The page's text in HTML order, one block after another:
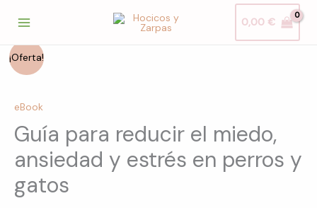
contenido
0,00 €
¡Oferta!
eBook
Guía para reducir el miedo,
ansiedad y estrés en perros y
gatos
era:
actual
es:
Guía
para
el
miedo,
ansiedad
y
estrés
en